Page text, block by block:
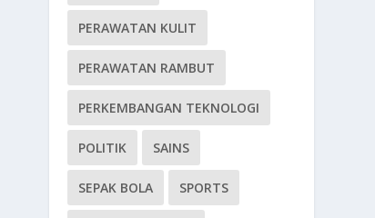
PERAWATAN KULIT
PERAWATAN RAMBUT
PERKEMBANGAN TEKNOLOGI
POLITIK SAINS
SEPAK BOLA SPORTS